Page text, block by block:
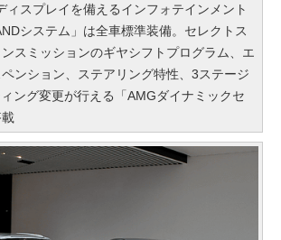
ィスプレイを備えるインフォテインメント
システム」は全車標準装備。セレクトス
スミッションのギヤシフトプログラム、エ
ンション、ステアリング特性、3ステージ
ング変更が行える「AMGダイナミックセ